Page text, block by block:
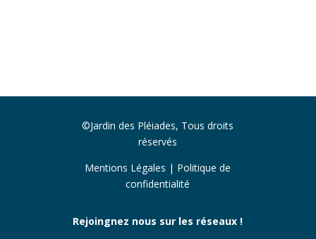
©Jardin des Pléiades, Tous droits
réservés
Mentions Légales | Politique de
confidentialité
Rejoingnez nous sur les réseaux !